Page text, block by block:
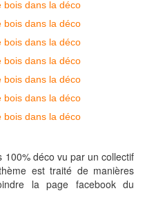
100% déco vu par un collectif
est traité de manières
la page facebook du